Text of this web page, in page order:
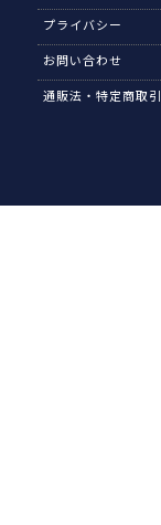
プライバシー
お問い合わせ
通販法・特定商取引